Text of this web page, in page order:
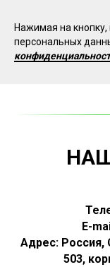
Нажимая на кнопку,
персональных
E-
Адрес: Россия,
503,